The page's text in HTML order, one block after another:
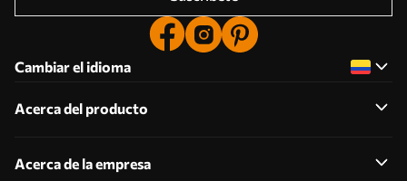
Cambiar el idioma
Acerca del producto
Acerca de la empresa